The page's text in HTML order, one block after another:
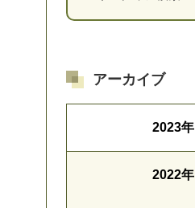
アーカイブ
2023年
2022年